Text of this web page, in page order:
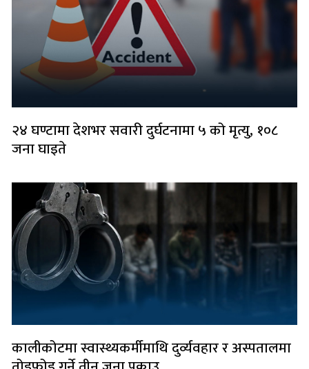
२४ घण्टामा देशभर सवारी दुर्घटनामा ५ को मृत्यु, १०८
जना घाइते
कालीकोटमा स्वास्थ्यकर्मीमाथि दुर्व्यवहार र अस्पतालमा